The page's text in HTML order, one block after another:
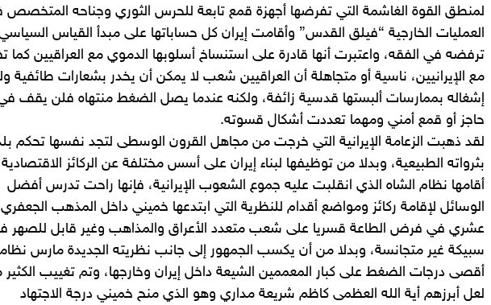
لمنطق القوة الغاشمة التي تفرضها أجهزة قمع تابعة للحرس الثوري وجناحه
العمليات الخارجية “فيلق القدس” وأقامت إيران كل حساباتها على مبدأ القياس
ترفضه في الفقه، واعتبرت أنها قادرة على استنساخ أسلوبها الدموي مع العراقيين كما
مع الإيرانيين، ناسية أو متجاهلة أن العراقيين شعب لا يمكن أن يخدر بشعارات طائفية
إشغاله بممارسات ألبستها قدسية زائفة، ولكنه عندما يصل الضغط منتهاه فلن يقف
حاجز أو قمع أمني ومهما تعددت أشكال قسوته.
لقد ذهبت الزعامة الإيرانية التي خرجت من مجاهل القرون الوسطى لتجد نفسها تحكم
بثرواته الطبيعية، وبدلا من توظيفها لبناء إيران على أسس مختلفة عن الركائز
أقامها نظام الشاه الذي انقلبت عليه جموع الشعوب الإيرانية، فإنها راحت تدرس أفضل
الوسائل لإقامة ركائز ومواضع أقدام للنظرية التي ابتدعها خميني داخل المذهب الجعفري
عشري في فرض الطاعة قسريا على شعب متعدد الأعراق والمذاهب وغير قابل للصهر
سبيكة غير متجانسة، وبدلا من أن يكسب الجمهور إلى جانب نظريته الجديدة مارس
أقصى درجات الضغط على كبار المعممين الشيعة داخل إيران وخارجها، وتم تغييب
لعل أبرزهم أية الله العظمى كاظم شريعة مداري وهو الذي منح خميني درجة الاجتهاد